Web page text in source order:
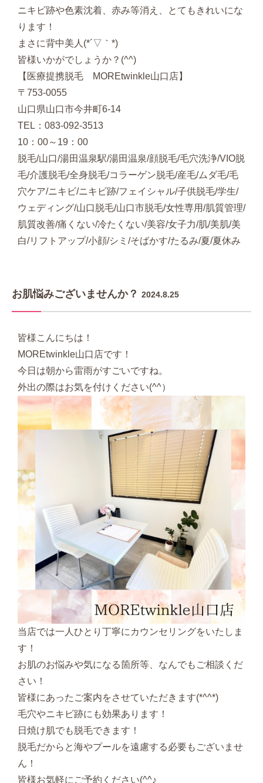
ニキビ跡や色素沈着、赤み等消え、とてもきれいにな
ります！
まさに背中美人(*´▽｀*)
皆様いかがでしょうか？(^^)
【医療提携脱毛 MOREtwinkle山口店】
〒753-0055
山口県山口市今井町6-14
TEL：083-092-3513
10：00～19：00
脱毛/山口/湯田温泉駅/湯田温泉/顔脱毛/毛穴洗浄/VIO脱
毛/介護脱毛/全身脱毛/コラーゲン脱毛/産毛/ムダ毛/毛
穴ケア/ニキビ/ニキビ跡/フェイシャル/子供脱毛/学生/
ウェディング/山口脱毛/山口市脱毛/女性専用/肌質管理/
肌質改善/痛くない/冷たくない/美容/女子力/肌/美肌/美
白/リフトアップ/小顔/シミ/そばかす/たるみ/夏/夏休み
お肌悩みございませんか？ 2024.8.25
皆様こんにちは！
MOREtwinkle山口店です！
今日は朝から雷雨がすごいですね。
外出の際はお気を付けください(^^）
当店では一人ひとり丁寧にカウンセリングをいたしま
す！
お肌のお悩みや気になる箇所等、なんでもご相談くだ
さい！
皆様にあったご案内をさせていただきます(*^^*)
毛穴やニキビ跡にも効果あります！
日焼け肌でも脱毛できます！
脱毛だからと海やプールを遠慮する必要もございませ
ん！
皆様お気軽にご予約ください(^^♪